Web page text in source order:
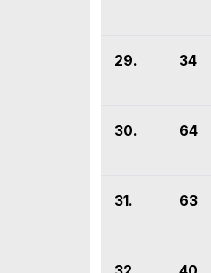
29. 34
30. 64
31. 63